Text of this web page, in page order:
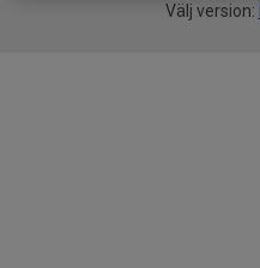
Välj version: